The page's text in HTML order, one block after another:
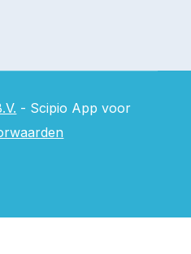
- Scipio App voor